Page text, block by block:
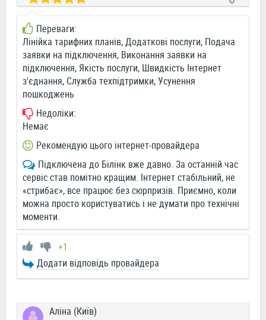
Переваги:
Лінійка тарифних планів, Додаткові послуги, Подача
заявки на підключення, Виконання заявки на
підключення, Якість послуги, Швидкість Інтернет
з'єднання, Служба техпідтримки, Усунення
пошкоджень
Недоліки:
Немає
Рекомендую цього інтернет-провайдера
Підключена до Білінк вже давно. За останній час
сервіс став помітно кращим. Інтернет стабільний, не
«стрибає», все працює без сюрпризів. Приємно, коли
можна просто користуватись і не думати про технічні
моменти.
+1
Додати відповідь провайдера
Аліна (Київ)